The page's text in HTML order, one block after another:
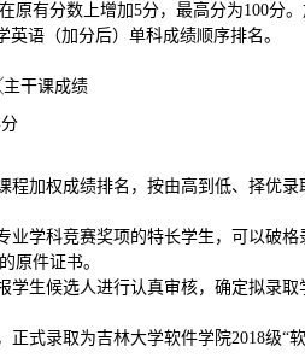
原有分数上增加5分，最高分为100分
英语（加分后）单科成绩顺序排名。
干课成绩
程加权成绩排名，按由高到低、择优
业学科竞赛奖项的特长学生，可以破
原件证书。
学生候选人进行认真审核，确定拟录
正式录取为吉林大学软件学院2018级“